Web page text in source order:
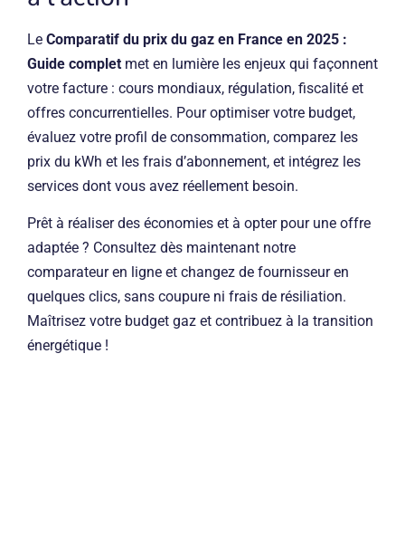
Le Comparatif du prix du gaz en France en 2025 :
Guide complet met en lumière les enjeux qui façonnent
votre facture : cours mondiaux, régulation, fiscalité et
offres concurrentielles. Pour optimiser votre budget,
évaluez votre profil de consommation, comparez les
prix du kWh et les frais d’abonnement, et intégrez les
services dont vous avez réellement besoin.
Prêt à réaliser des économies et à opter pour une offre
adaptée ? Consultez dès maintenant notre
comparateur en ligne et changez de fournisseur en
quelques clics, sans coupure ni frais de résiliation.
Maîtrisez votre budget gaz et contribuez à la transition
énergétique !